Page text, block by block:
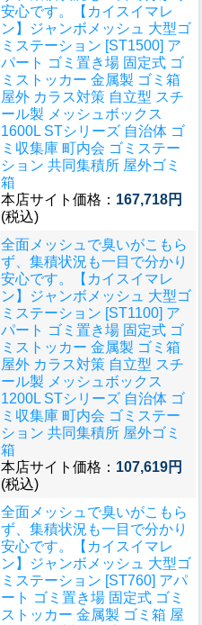
安心です。
【カイスイマレ
ン】ジャンボメッシュ 大型ゴ
ミステーション [ST1500] ア
パート ゴミ置き場 固定式 ゴ
ミストッカー 金属製 ゴミ箱
屋外 カラス対策 自立型 スチ
ール製 メッシュボックス
1600L STシリーズ 自治体 ゴ
ミ収集庫 町内会 ゴミステー
ション 共同集積所 屋外ゴミ
箱
本店サイト価格： 167,718円
(税込)
全面メッシュで臭いがこもら
ず、集積状況も一目で分かり
安心です。
【カイスイマレ
ン】ジャンボメッシュ 大型ゴ
ミステーション [ST1100] ア
パート ゴミ置き場 固定式 ゴ
ミストッカー 金属製 ゴミ箱
屋外 カラス対策 自立型 スチ
ール製 メッシュボックス
1200L STシリーズ 自治体 ゴ
ミ収集庫 町内会 ゴミステー
ション 共同集積所 屋外ゴミ
箱
本店サイト価格： 107,619円
(税込)
全面メッシュで臭いがこもら
ず、集積状況も一目で分かり
安心です。
【カイスイマレ
ン】ジャンボメッシュ 大型ゴ
ミステーション [ST760] アパ
ート ゴミ置き場 固定式 ゴミ
ストッカー 金属製 ゴミ箱 屋